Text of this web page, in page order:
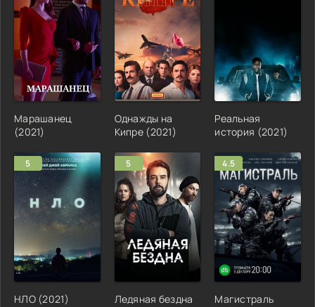
Марашанец
(2021)
Однажды на
Кипре (2021)
Реальная
история (2021)
5
НЛО (2021)
5
Ледяная бездна
4.5
Магистраль